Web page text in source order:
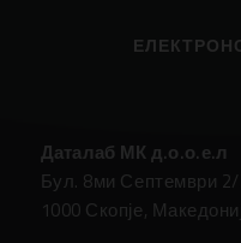
Даталаб МК д.о.о.е.л
Бул. 8ми Септември 2/
1000 Скопје,